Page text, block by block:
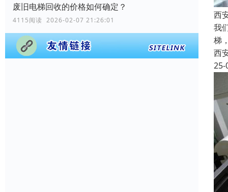
废旧电梯回收的价格如何确定？
4115阅读 2026-02-07 21:26:01
西
我
梯
西
25-